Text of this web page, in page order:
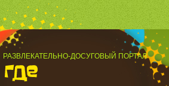
РАЗВЛЕКАТЕЛЬНО-ДОСУГОВЫЙ ПОРТАЛ